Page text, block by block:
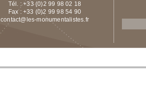
Tél. : +33 (0)2 99 98 02 18
Fax : +33 (0)2 99 98 54 90
contact@les-monumentalistes.fr